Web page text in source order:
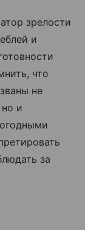
зрелости
и
что
не
и
за